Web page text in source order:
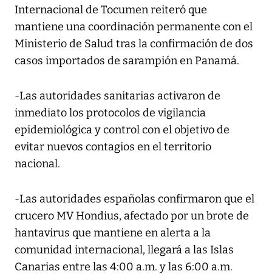
Internacional de Tocumen reiteró que
mantiene una coordinación permanente con el
Ministerio de Salud tras la confirmación de dos
casos importados de sarampión en Panamá.
-Las autoridades sanitarias activaron de
inmediato los protocolos de vigilancia
epidemiológica y control con el objetivo de
evitar nuevos contagios en el territorio
nacional.
-Las autoridades españolas confirmaron que el
crucero MV Hondius, afectado por un brote de
hantavirus que mantiene en alerta a la
comunidad internacional, llegará a las Islas
Canarias entre las 4:00 a.m. y las 6:00 a.m.